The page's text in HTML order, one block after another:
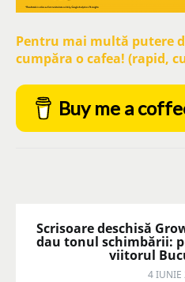
Pentru mai multă putere
cumpăra o cafea! (rapid,
Buy me a
Scrisoare deschisă
dau tonul schimbării:
viitorul
4 IUNIE